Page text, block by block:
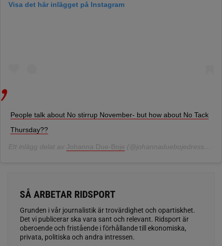
Visa det här inlägget på Instagram
People talk about No stirrup November- but how about No Tack
Thursday??
Ett inlägg delat av Johanna Due-Boje (@johannaduebojedressage)
SÅ ARBETAR RIDSPORT
Grunden i vår journalistik är trovärdighet och opartiskhet.
Det vi publicerar ska vara sant och relevant. Ridsport är
oberoende och fristående i förhållande till ekonomiska,
privata, politiska och andra intressen.